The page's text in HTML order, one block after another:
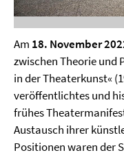
Am 18. November
zwischen Theorie und
in der Theaterkunst«
veröffentlichtes und
frühes
Austausch ihrer
Positionen waren der